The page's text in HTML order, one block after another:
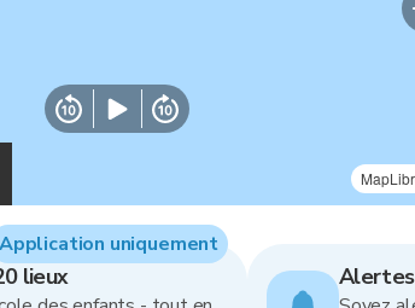
lieux
Application uniquement
Alertes